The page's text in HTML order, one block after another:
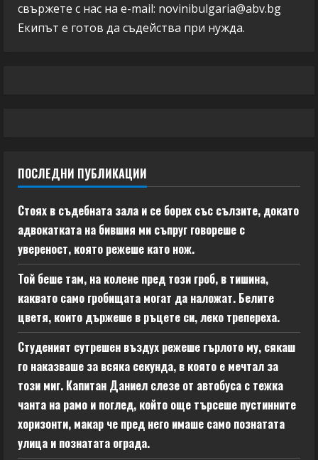
свържете с нас на e-mail: novinibulgaria@abv.bg
Екипът е готов да съдейства при нужда.
ПОСЛЕДНИ ПУБЛИКАЦИИ
Стоях в съдебната зала и се борех със сълзите, докато
адвокатката на бившия ми съпруг говореше с
увереност, която режеше като нож.
Той беше там, на колене пред този гроб, в тишина,
каквато само гробищата могат да наложат. Белите
цветя, които държеше в ръцете си, леко трепереха.
Студеният сутрешен въздух режеше гърлото му, сякаш
го наказваше за всяка секунда, в която е мечтал за
този миг. Капитан Даниел слезе от автобуса с тежка
чанта на рамо и поглед, който още търсеше пустинните
хоризонти, макар че пред него имаше само познатата
улица и познатата ограда.